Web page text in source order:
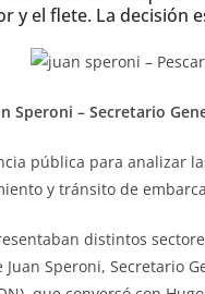
y el flete. La decisión
Speroni – Secretario
pública para analizar
y tránsito de
distintos
Speroni, Secretario